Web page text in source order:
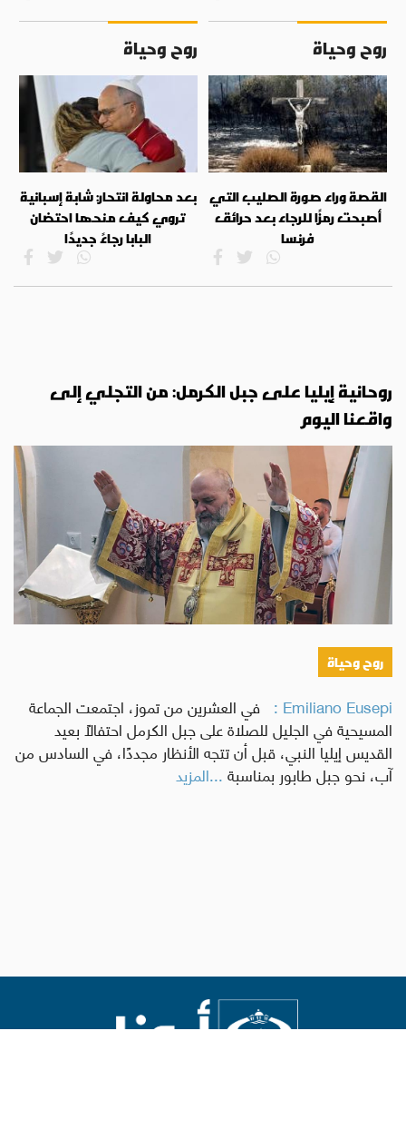
روح وحياة
القصة وراء صورة الصليب التي
أصبحت رمزًا للرجاء بعد حرائق
فرنسا
روح وحياة
بعد محاولة انتحار: شابة إسبانية
تروي كيف منحها احتضان
البابا رجاءً جديدًا
روحانية إيليا على جبل الكرمل: من التجلي إلى
واقعنا اليوم
روح وحياة
Emiliano Eusepi : في العشرين من تموز، اجتمعت الجماعة
المسيحية في الجليل للصلاة على جبل الكرمل احتفالًا بعيد
القديس إيليا النبي، قبل أن تتجه الأنظار مجددًا، في السادس من
آب، نحو جبل طابور بمناسبة...المزيد